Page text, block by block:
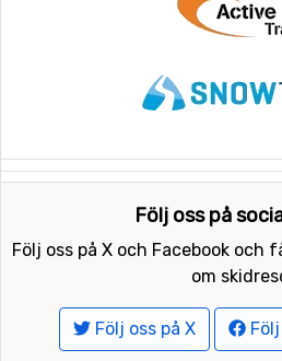
Följ oss på
Följ oss på X och Facebook och
om
Följ oss på X Följ